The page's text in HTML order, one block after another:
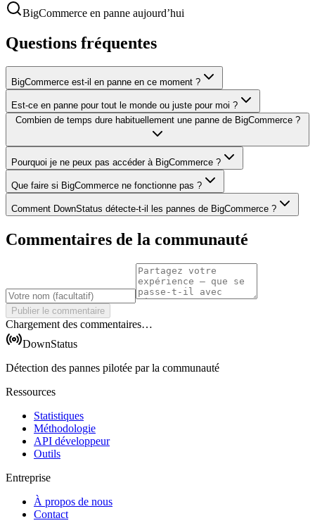
BigCommerce en panne aujourd’hui
Questions fréquentes
BigCommerce est-il en panne en ce moment ?
Est-ce en panne pour tout le monde ou juste pour moi ?
Combien de temps dure habituellement une panne de BigCommerce ?
Pourquoi je ne peux pas accéder à BigCommerce ?
Que faire si BigCommerce ne fonctionne pas ?
Comment DownStatus détecte-t-il les pannes de BigCommerce ?
Commentaires de la communauté
Publier le commentaire
Chargement des commentaires…
DownStatus
Détection des pannes pilotée par la communauté
Ressources
Statistiques
Méthodologie
API développeur
Outils
Entreprise
À propos de nous
Contact